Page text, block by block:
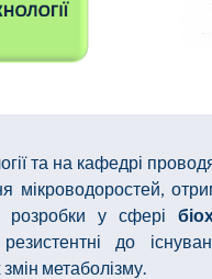
та на кафедрі
мікроводоростей,
розробки у сфері
до
змін метаболізму.